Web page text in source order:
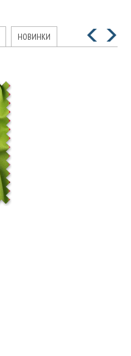
НОВИНКИ